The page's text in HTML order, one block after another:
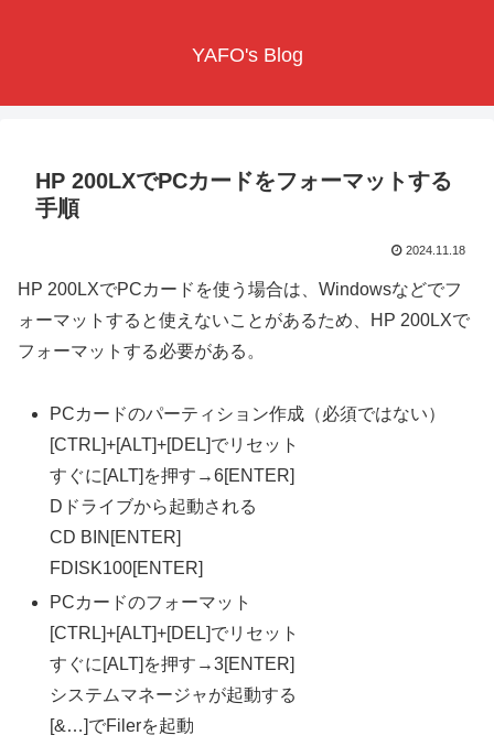
YAFO's Blog
HP 200LXでPCカードをフォーマットする
手順
2024.11.18
HP 200LXでPCカードを使う場合は、Windowsなどでフ
ォーマットすると使えないことがあるため、HP 200LXで
フォーマットする必要がある。
PCカードのパーティション作成（必須ではない）
[CTRL]+[ALT]+[DEL]でリセット
すぐに[ALT]を押す→6[ENTER]
Dドライブから起動される
CD BIN[ENTER]
FDISK100[ENTER]
PCカードのフォーマット
[CTRL]+[ALT]+[DEL]でリセット
すぐに[ALT]を押す→3[ENTER]
システムマネージャが起動する
[&…]でFilerを起動